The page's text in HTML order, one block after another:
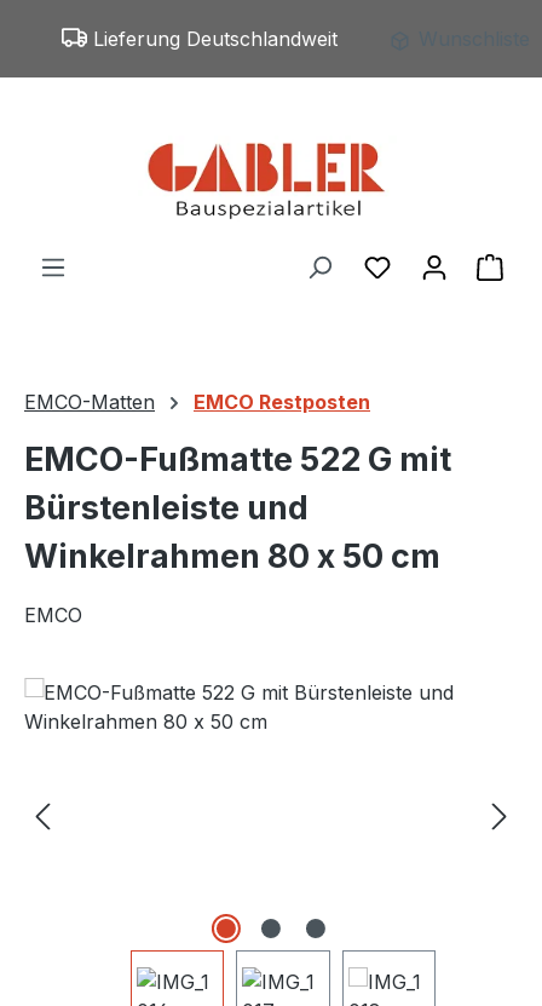
Zum Hauptinhalt springen
Lieferung Deutschlandweit
Du hast 0
EMCO-Matten EMCO Restposten
EMCO-Fußmatte 522 G mit
Bürstenleiste und
Winkelrahmen 80 x 50 cm
EMCO
Bildergalerie überspringen